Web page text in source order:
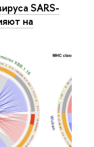
SARS-
на